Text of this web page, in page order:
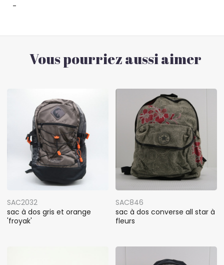
-
Vous pourriez aussi aimer
SAC2032
sac à dos gris et orange
'froyak'
SAC846
sac à dos converse all star à
fleurs